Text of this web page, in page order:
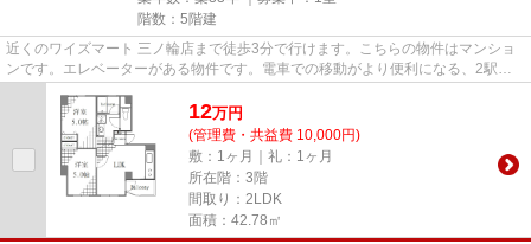
階数：5階建
近くのワイズマート 三ノ輪店まで徒歩3分で行けます。こちらの物件はマンショ
ンです。エレベーターがある物件です。電車での移動がより便利になる、2駅利
12万円
(管理費・共益費 10,000円)
敷：1ヶ月｜礼：1ヶ月
所在階：3階
間取り：2LDK
面積：42.78㎡